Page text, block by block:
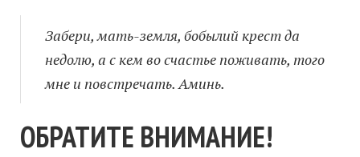
Забери, мать-земля, бобылий крест да
недолю, а с кем во счастье поживать, того
мне и повстречать. Аминь.
ОБРАТИТЕ ВНИМАНИЕ!